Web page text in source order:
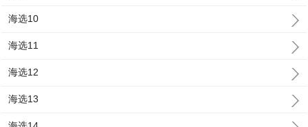
海选10
海选11
海选12
海选13